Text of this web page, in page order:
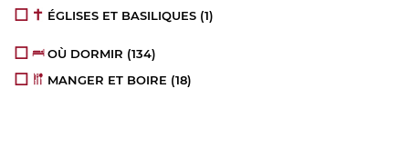
ÉGLISES ET BASILIQUES (1)
OÙ DORMIR (134)
MANGER ET BOIRE (18)